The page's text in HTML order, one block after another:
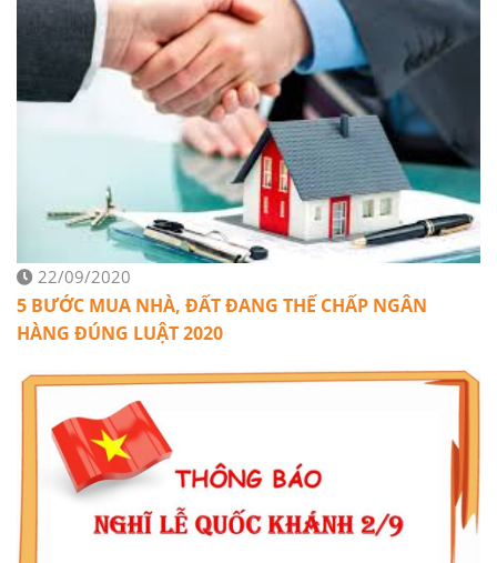
22/09/2020
5 BƯỚC MUA NHÀ, ĐẤT ĐANG THẾ CHẤP NGÂN
HÀNG ĐÚNG LUẬT 2020